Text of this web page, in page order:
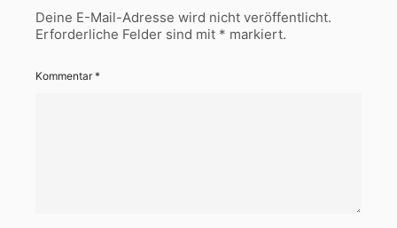
Deine E-Mail-Adresse wird nicht veröffentlicht.
Erforderliche Felder sind mit * markiert.
Kommentar*